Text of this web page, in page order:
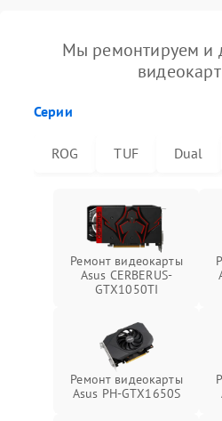
Мы ремонтируем и
Серии
ROG TUF Dual
Ремонт видеокарты
Asus CERBERUS-
GTX1050TI
Ремонт видеокарты
Asus PH-GTX1650S